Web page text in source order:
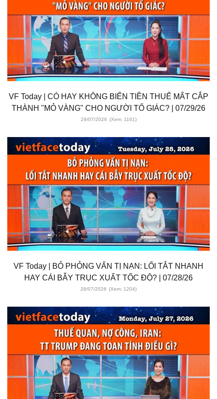
VF Today | CÓ HAY KHÔNG BIẾN TIỀN THUẾ MẤT CẮP
THÀNH "MỎ VÀNG" CHO NGƯỜI TỐ GIÁC? | 07/29/26
29/07/2026 (Xem: 1161)
VF Today | BỎ PHỎNG VẤN TỊ NẠN: LỐI TẮT NHANH
HAY CÁI BẪY TRỤC XUẤT TỐC ĐỘ? | 07/28/26
28/07/2026 (Xem: 1204)